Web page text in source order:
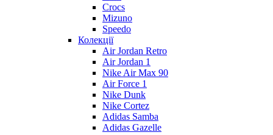
Crocs
Mizuno
Speedo
Колекції
Air Jordan Retro
Air Jordan 1
Nike Air Max 90
Air Force 1
Nike Dunk
Nike Cortez
Adidas Samba
Adidas Gazelle